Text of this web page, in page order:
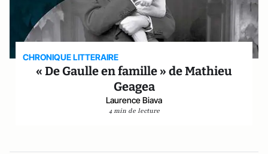
CHRONIQUE LITTERAIRE
« De Gaulle en famille » de Mathieu
Geagea
Laurence Biava
4 min de lecture